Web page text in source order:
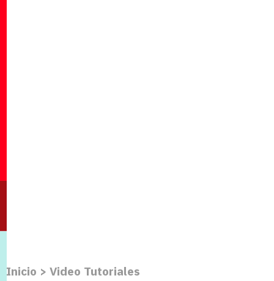
Inicio > Video Tutoriales